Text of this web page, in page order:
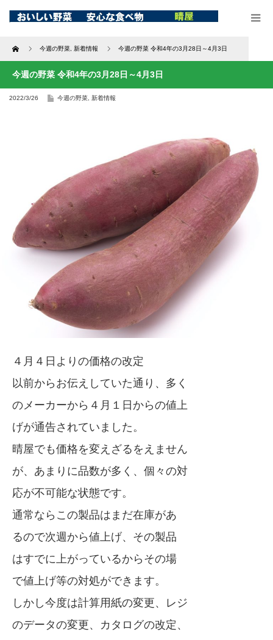
Home 今週の野菜 新着情報 今週の野菜 令和4年の3月28日～4月3日
今週の野菜 令和4年の3月28日～4月3日
2022/3/26 今週の野菜 新着情報
４月４日よりの価格の改定
以前からお伝えしていた通り、多く
のメーカーから４月１日からの値上
げが通告されていました。
晴屋でも価格を変えざるをえません
が、あまりに品数が多く、個々の対
応が不可能な状態です。
通常ならこの製品はまだ在庫があ
るので次週から値上げ、その製品
はすでに上がっているからその場
で値上げ等の対処ができます。
しかし今度は計算用紙の変更、レジ
のデータの変更、カタログの改定、